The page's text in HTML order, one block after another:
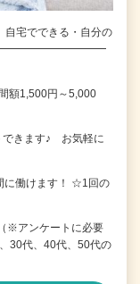
自宅でできる・自分の
額1,500円～5,000
できます♪ お気軽に
に働けます！ ☆1回の
※アンケートに必要
30代、40代、50代の